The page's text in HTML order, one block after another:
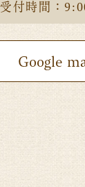
受付時間：
Google